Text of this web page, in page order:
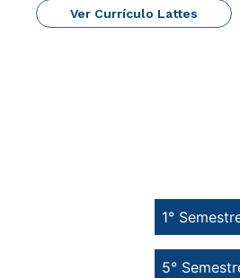
Ver Currículo Lattes
1°
5°